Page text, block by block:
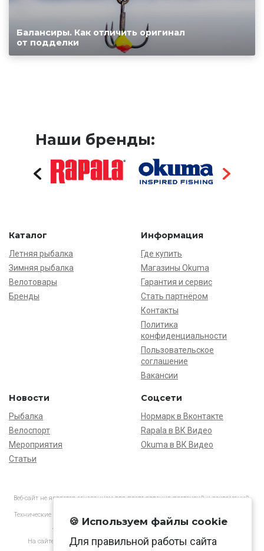
Балансиры. Как отличить оригинал
от подделки
Наши бренды:
Каталог
Летняя рыбалка
Зимняя рыбалка
Велотовары
Бренды
Информация
Где купить
Магазины Okuma
Гарантия и сервис
Стать партнёром
Контакты
Политика
конфиденциальности
Пользовательское
соглашение
Вакансии
Новости
Рыбалка
Велоспорт
Мероприятия
Статьи
Соцсети
Нормарк в Вконтакте
Rapala в ВК Видео
Okuma в ВК Видео
Веб-сайт не является основанием для предъявления претензий и рекламаций,
Технические характеристики товаров могут отличаться от указанных на сайте.
АО «Нормарк» ИНН 7728172512 ОГРН 1037739603505
На сайте применяютсярекомендательные технологиив соответствии
🍪 Используем файлы cookie
Для правильной работы сайта